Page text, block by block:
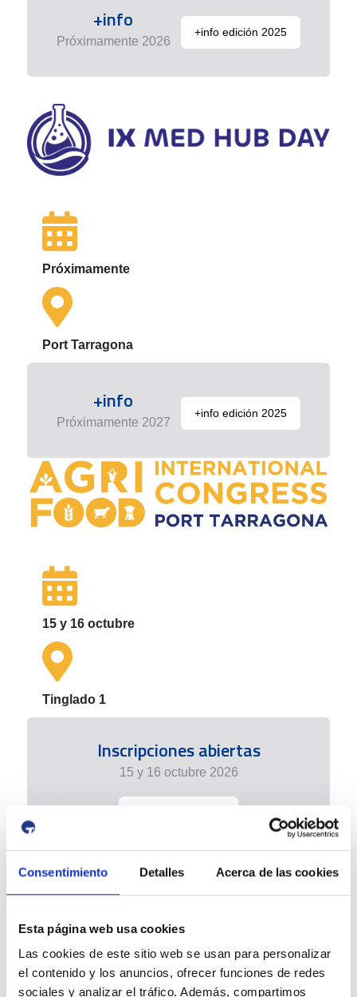
Consentimiento Detalles Acerca de las cookies
Esta página web usa cookies
Las cookies de este sitio web se usan para personalizar
el contenido y los anuncios, ofrecer funciones de redes
sociales y analizar el tráfico. Además, compartimos
+info
Próximamente 2026
+info edición 2025
Próximamente
Port Tarragona
+info
Próximamente 2027
+info edición 2025
15 y 16 octubre
Tinglado 1
Inscripciones abiertas
15 y 16 octubre 2026